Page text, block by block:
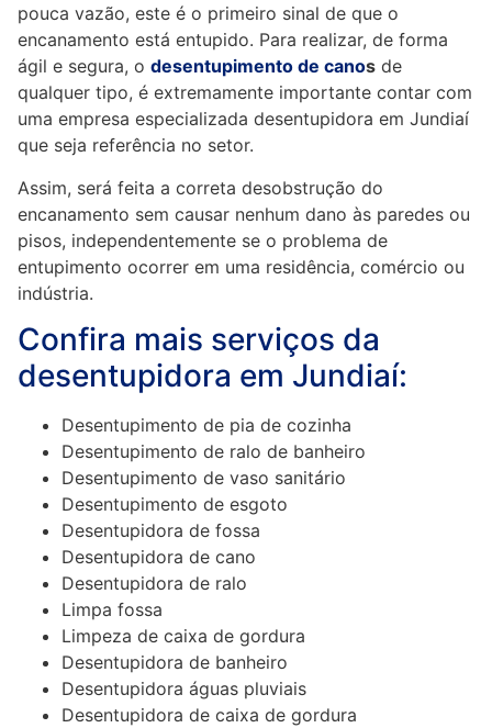
pouca vazão, este é o primeiro sinal de que o
encanamento está entupido. Para realizar, de forma
ágil e segura, o desentupimento de canos de
qualquer tipo, é extremamente importante contar com
uma empresa especializada desentupidora em Jundiaí
que seja referência no setor.
Assim, será feita a correta desobstrução do
encanamento sem causar nenhum dano às paredes ou
pisos, independentemente se o problema de
entupimento ocorrer em uma residência, comércio ou
indústria.
Confira mais serviços da
desentupidora em Jundiaí:
Desentupimento de pia de cozinha
Desentupimento de ralo de banheiro
Desentupimento de vaso sanitário
Desentupimento de esgoto
Desentupidora de fossa
Desentupidora de cano
Desentupidora de ralo
Limpa fossa
Limpeza de caixa de gordura
Desentupidora de banheiro
Desentupidora águas pluviais
Desentupidora de caixa de gordura